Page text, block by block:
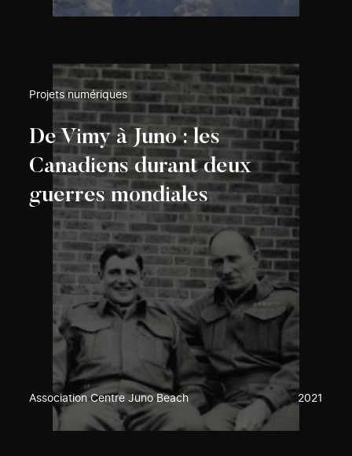
Projets numériques
De Vimy à Juno : les
Canadiens durant deux
guerres mondiales
Association Centre Juno Beach 2021